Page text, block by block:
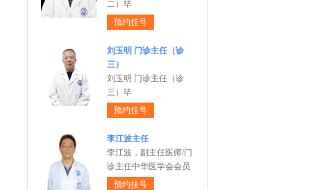
二）毕
预约挂号
刘玉明 门诊主任（诊
三）
刘玉明 门诊主任（诊
三）毕
预约挂号
李江波主任
李江波，副主任医师/门
诊主任中华医学会会员
预约挂号